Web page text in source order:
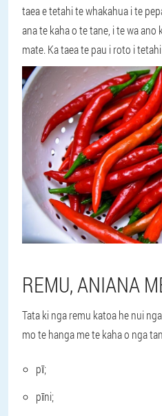
taea e tetahi te whakahua i te
ana te kaha o te tane, i te wa
mate. Ka taea te pau i roto i
REMU, ANIANA
Tata ki nga remu katoa he nui
mo te hanga me te kaha o nga
pī;
pīni;